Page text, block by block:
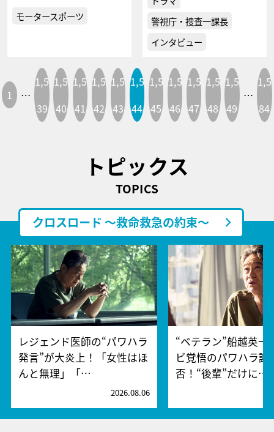
モータースポーツ
警視庁・捜査一課長
インタビュー
1 …
1,5
39
1,5
40
1,5
41
1,5
42
1,5
43
1,5
44
1,5
45
1,5
46
1,5
47
1,5
48
1,5
49
…
1,5
84
トピックス
TOPICS
クロスロード ～救命救急の約束～
レジェンド医師の“パワハラ
発言”が大炎上！「女性はほ
んと無理」「…
2026.08.06
“ベテラン”船越英一
ビ覚悟のパワハラ謝
否！“後輩”だけに…